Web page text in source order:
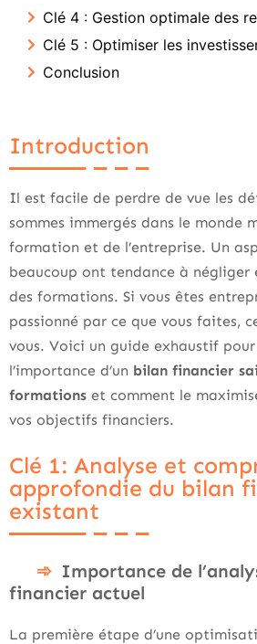
Clé 4 : Gestion optimale des
Clé 5 : Optimiser les
Conclusion
Introduction
Il est facile de perdre de vue les
sommes immergés dans le monde
formation et de l’entreprise. Un
beaucoup ont tendance à
des formations. Si vous êtes
passionné par ce que vous faites,
vous. Voici un guide exhaustif
l’importance d’un bilan financier
formations et comment le
vos objectifs financiers.
Clé 1: Analyse et
approfondie du bilan
existant
Importance de
financier actuel
La première étape d’une